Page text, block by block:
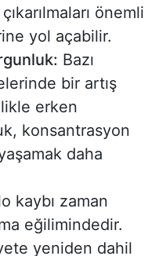
önemli
yol açabilir.
Bazı
bir artış
erken
konsantrasyon
daha
kaybı zaman
eğilimindedir.
yeniden dahil